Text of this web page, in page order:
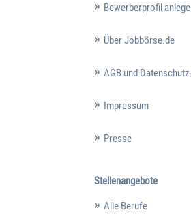
Bewerberprofil
Über Jobbörse.de
AGB und Datenschutz
Impressum
Presse
Stellenangebote
Alle Berufe